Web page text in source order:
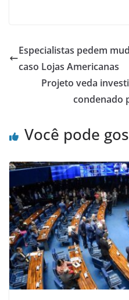
Especialistas pedem
caso Lojas Americanas
Projeto veda
condenado
Você pode